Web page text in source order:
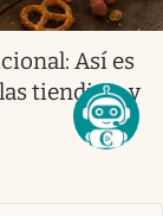
Así es
tienditas y